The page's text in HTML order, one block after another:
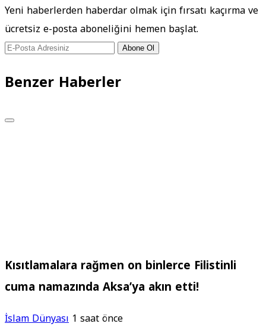
Yeni haberlerden haberdar olmak için fırsatı kaçırma ve
ücretsiz e-posta aboneliğini hemen başlat.
Abone Ol
Benzer Haberler
Kısıtlamalara rağmen on binlerce Filistinli
cuma namazında Aksa’ya akın etti!
İslam Dünyası 1 saat önce